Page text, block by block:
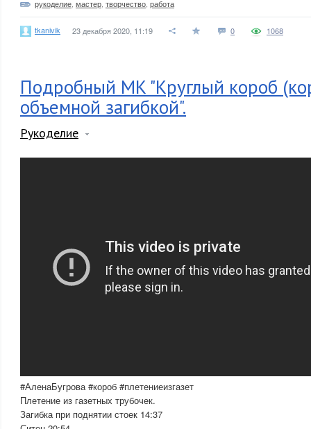
рукоделие мастер творчество работа
tkanivik 23 декабря 2020, 11:19 0 1068
Подробный МК "Круглый короб
объемной загибкой".
Рукоделие
#АленаБугрова #короб #плетениеизгазет
Плетение из газетных трубочек.
Загибка при поднятии стоек 14:37